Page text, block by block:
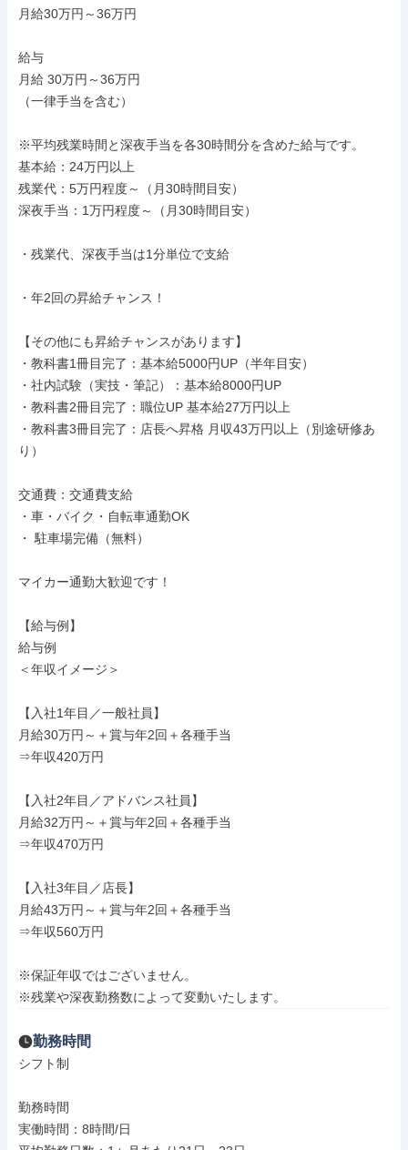
月給30万円～36万円
給与
月給 30万円～36万円
（一律手当を含む）
※平均残業時間と深夜手当を各30時間分を含めた給与です。
基本給：24万円以上
残業代：5万円程度～（月30時間目安）
深夜手当：1万円程度～（月30時間目安）
・残業代、深夜手当は1分単位で支給
・年2回の昇給チャンス！
【その他にも昇給チャンスがあります】
・教科書1冊目完了：基本給5000円UP（半年目安）
・社内試験（実技・筆記）：基本給8000円UP
・教科書2冊目完了：職位UP 基本給27万円以上
・教科書3冊目完了：店長へ昇格 月収43万円以上（別途研修あ
り）
交通費：交通費支給
・車・バイク・自転車通勤OK
・ 駐車場完備（無料）
マイカー通勤大歓迎です！
【給与例】
給与例
＜年収イメージ＞
【入社1年目／一般社員】
月給30万円～＋賞与年2回＋各種手当
⇒年収420万円
【入社2年目／アドバンス社員】
月給32万円～＋賞与年2回＋各種手当
⇒年収470万円
【入社3年目／店長】
月給43万円～＋賞与年2回＋各種手当
⇒年収560万円
※保証年収ではございません。
※残業や深夜勤務数によって変動いたします。
勤務時間
シフト制
勤務時間
実働時間：8時間/日